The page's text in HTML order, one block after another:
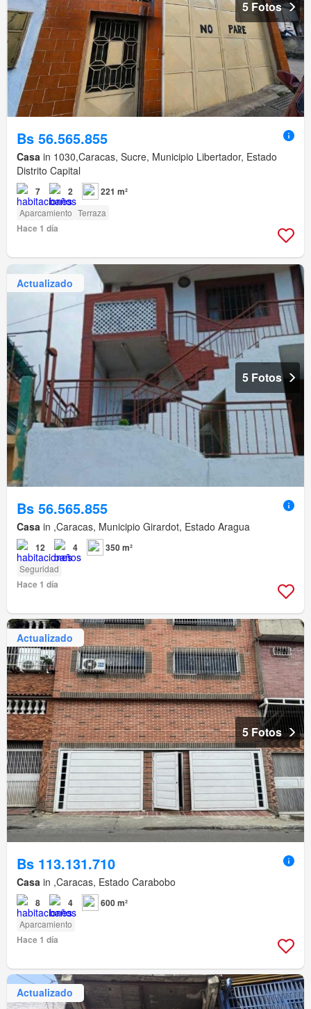
5 Fotos
Bs 56.565.855
Casa in 1030,Caracas, Sucre, Municipio Libertador, Estado
Distrito Capital
7 2 221 m²
Aparcamiento Terraza
Hace 1 día
Actualizado
5 Fotos
Bs 56.565.855
Casa in ,Caracas, Municipio Girardot, Estado Aragua
12 4 350 m²
Seguridad
Hace 1 día
Actualizado
5 Fotos
Bs 113.131.710
Casa in ,Caracas, Estado Carabobo
8 4 600 m²
Aparcamiento
Hace 1 día
Actualizado